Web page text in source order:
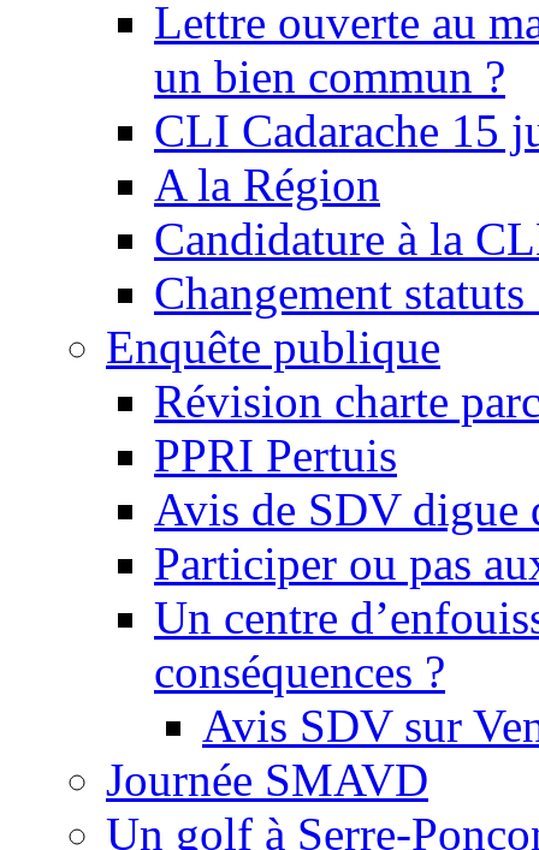
Lettre ouverte au
un bien commun ?
CLI Cadarache 15
A la Région
Candidature à la
Changement
Enquête publique
Révision charte
PPRI Pertuis
Avis de SDV digue
Participer ou pas
Un centre
conséquences ?
Avis SDV sur
Journée SMAVD
Un golf à Serre-